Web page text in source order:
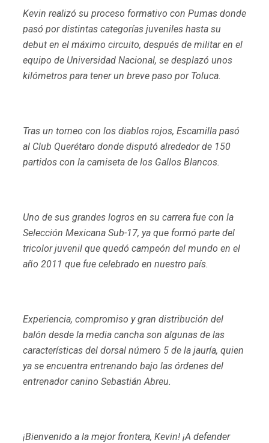
Kevin realizó su proceso formativo con Pumas donde
pasó por distintas categorías juveniles hasta su
debut en el máximo circuito, después de militar en el
equipo de Universidad Nacional, se desplazó unos
kilómetros para tener un breve paso por Toluca.
Tras un torneo con los diablos rojos, Escamilla pasó
al Club Querétaro donde disputó alrededor de 150
partidos con la camiseta de los Gallos Blancos.
Uno de sus grandes logros en su carrera fue con la
Selección Mexicana Sub-17, ya que formó parte del
tricolor juvenil que quedó campeón del mundo en el
año 2011 que fue celebrado en nuestro país.
Experiencia, compromiso y gran distribución del
balón desde la media cancha son algunas de las
características del dorsal número 5 de la jauría, quien
ya se encuentra entrenando bajo las órdenes del
entrenador canino Sebastián Abreu.
¡Bienvenido a la mejor frontera, Kevin! ¡A defender